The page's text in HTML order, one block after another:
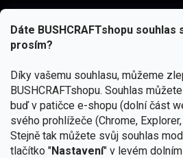
Dáte BUSHCRAFTshopu souhlas
prosím?
Díky vašemu souhlasu, můžeme
BUSHCRAFTshopu. Souhlas
buď v patičce e-shopu (dolní část
svého prohlížeče (Chrome,
Stejně tak můžete svůj souhlas
tlačítko "Nastavení" v levém